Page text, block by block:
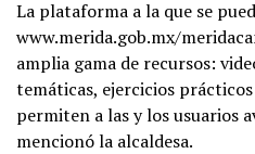
La plataforma a la que se
www.merida.gob.mx/
amplia gama de recursos:
temáticas, ejercicios
permiten a las y los usuarios
mencionó la alcaldesa.